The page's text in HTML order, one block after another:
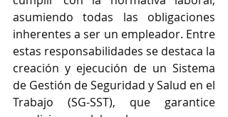
asumiendo todas las obligaciones
inherentes a ser un empleador. Entre
estas responsabilidades se destaca la
creación y ejecución de un Sistema
de Gestión de Seguridad y Salud en el
Trabajo (SG-SST), que garantice